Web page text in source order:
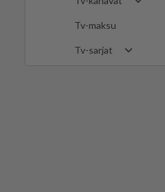
Tv-maksu
Tv-sarjat